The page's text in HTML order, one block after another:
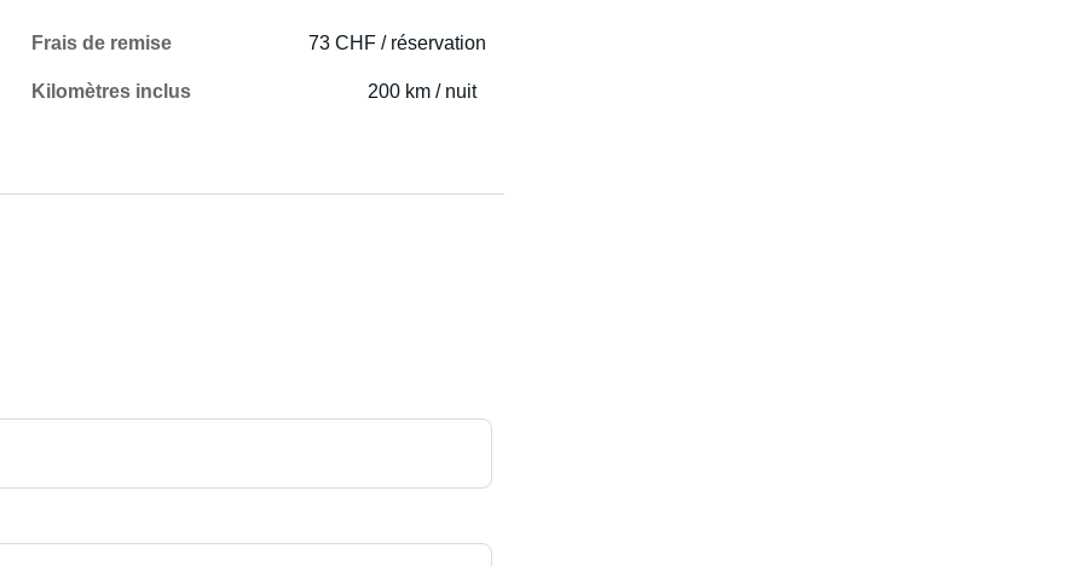
Frais de remise 73 CHF / réservation
Kilomètres inclus 200 km / nuit